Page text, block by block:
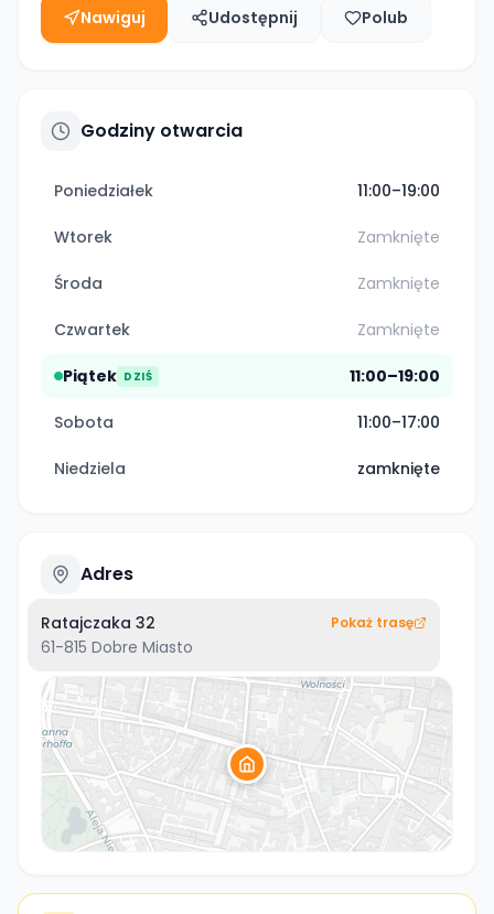
Nawiguj Udostępnij Polub
Godziny otwarcia
Poniedziałek 11:00–19:00
Wtorek Zamknięte
Środa Zamknięte
Czwartek Zamknięte
Piątek DZIŚ 11:00–19:00
Sobota 11:00–17:00
Niedziela zamknięte
Adres
Ratajczaka 32
61-815 Dobre Miasto
Pokaż trasę